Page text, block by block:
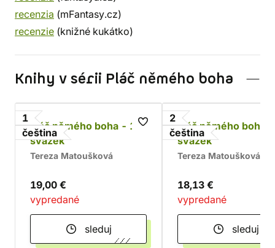
recenzia (mFantasy.cz)
recenzie (knižné kukátko)
Knihy v sérii Pláč němého boha
1
čeština
Pláč němého boha - 1.
svazek
Tereza Matoušková
19,00 €
vypredané
sleduj
2
čeština
Pláč němého boha
svazek
Tereza Matoušková
18,13 €
vypredané
sleduj